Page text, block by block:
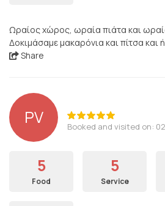
Ωραίος χώρος, ωραία πιάτα και
Δοκιμάσαμε μακαρόνια και πίτσα και
Share
PV Booked and visited on:
5
Food
5
Service